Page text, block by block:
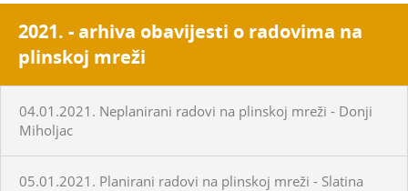
2021. - arhiva obavijesti o radovima na
plinskoj mreži
04.01.2021. Neplanirani radovi na plinskoj mreži - Donji
Miholjac
05.01.2021. Planirani radovi na plinskoj mreži - Slatina